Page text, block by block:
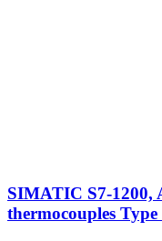
SIMATIC S7-1200,
thermocouples